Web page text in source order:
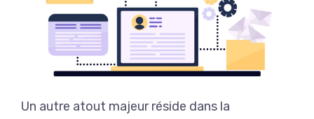
Un autre atout majeur réside dans la